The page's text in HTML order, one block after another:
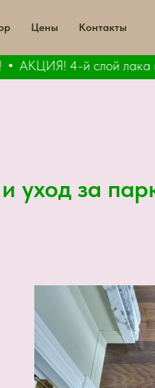
4-й слой лака в
Цены Контакты
уход за